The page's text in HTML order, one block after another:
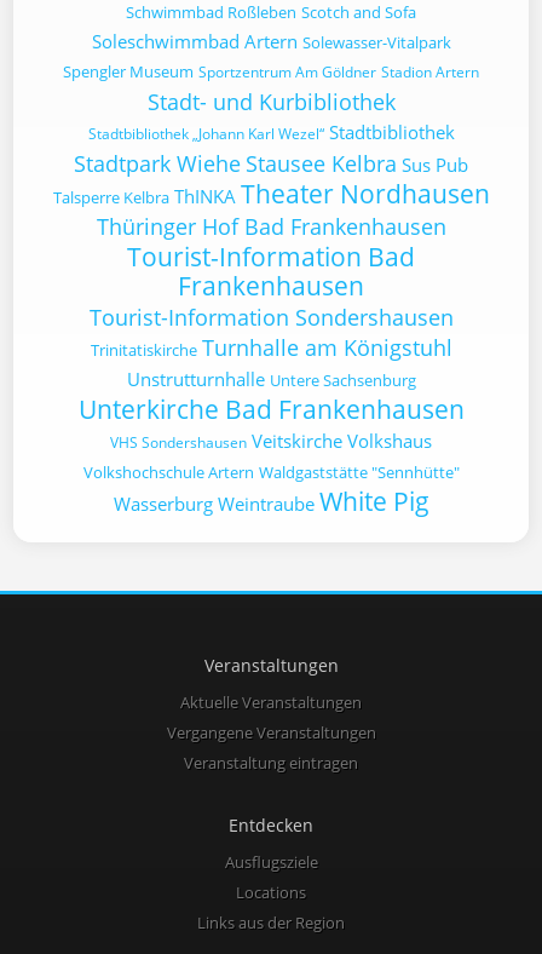
Schwimmbad Roßleben Scotch and Sofa
Soleschwimmbad Artern Solewasser-Vitalpark
Spengler Museum Sportzentrum Am Göldner Stadion Artern
Stadt- und Kurbibliothek
Stadtbibliothek „Johann Karl Wezel“ Stadtbibliothek
Stadtpark Wiehe Stausee Kelbra Sus Pub
Talsperre Kelbra ThINKA Theater Nordhausen
Thüringer Hof Bad Frankenhausen
Tourist-Information Bad
Frankenhausen
Tourist-Information Sondershausen
Trinitatiskirche Turnhalle am Königstuhl
Unstrutturnhalle Untere Sachsenburg
Unterkirche Bad Frankenhausen
VHS Sondershausen Veitskirche Volkshaus
Volkshochschule Artern Waldgaststätte "Sennhütte"
Wasserburg Weintraube White Pig
Veranstaltungen
Aktuelle Veranstaltungen
Vergangene Veranstaltungen
Veranstaltung eintragen
Entdecken
Ausflugsziele
Locations
Links aus der Region